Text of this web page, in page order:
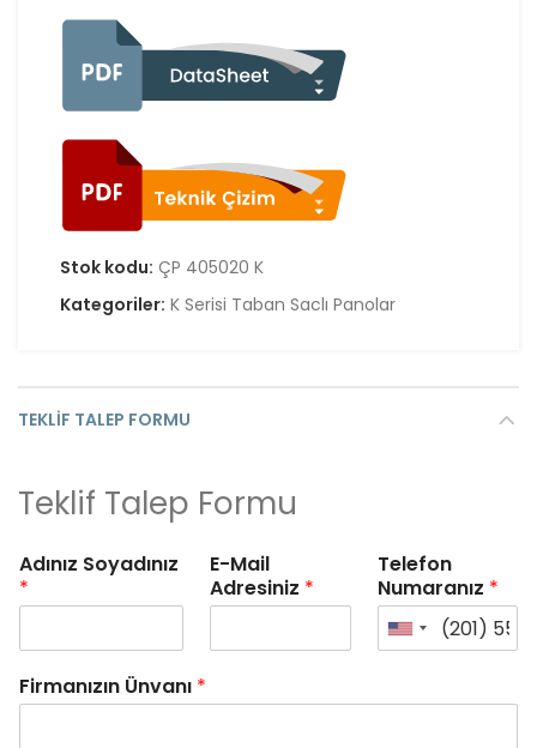
Stok kodu: ÇP 405020 K
Kategoriler: K Serisi Taban Saclı Panolar
TEKLIF TALEP FORMU
Teklif Talep Formu
Adınız Soyadınız
*
E-Mail
Adresiniz *
Telefon
Numaranız *
Firmanızın Ünvanı *